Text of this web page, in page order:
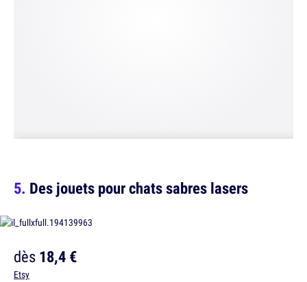
Des jouets pour chats sabres lasers
dès18,4 €
Etsy